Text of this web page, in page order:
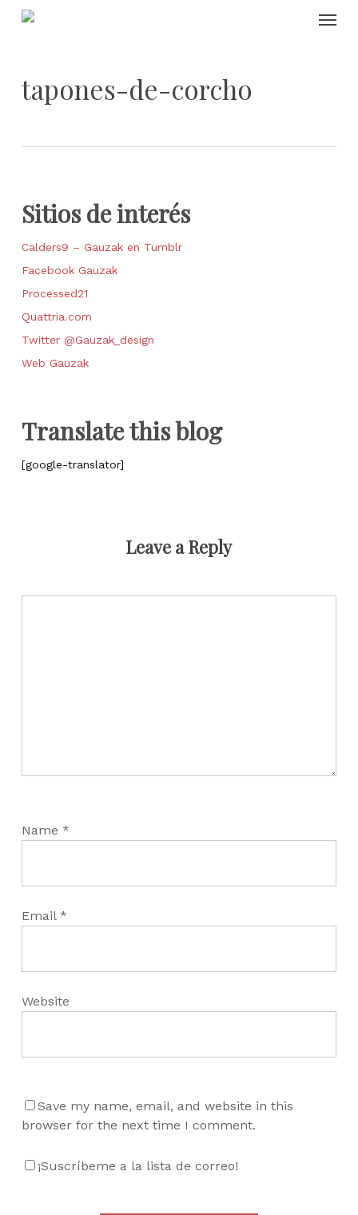
Skip
tapones-de-corcho
Sitios de interés
Calders9 – Gauzak en Tumblr
Facebook Gauzak
Processed21
Quattria.com
Twitter @Gauzak_design
Web Gauzak
Translate this blog
[google-translator]
Leave a Reply
Name *
Email *
Website
Save my name, email, and website in this
browser for the next time I comment.
¡Suscríbeme a la lista de correo!